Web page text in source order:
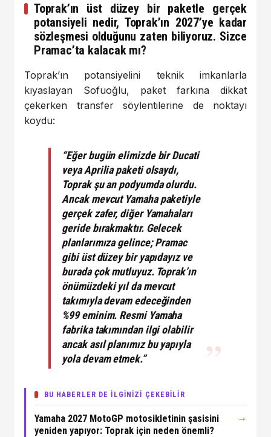
Toprak’ın üst düzey bir paketle gerçek
potansiyeli nedir, Toprak’ın 2027’ye kadar
sözleşmesi olduğunu zaten biliyoruz. Sizce
Pramac’ta kalacak mı?
Toprak’ın potansiyelini teknik imkanlarla
kıyaslayan Sofuoğlu, paket farkına dikkat
çekerken transfer söylentilerine de noktayı
koydu:
“Eğer bugün elimizde bir Ducati
veya Aprilia paketi olsaydı,
Toprak şu an podyumda olurdu.
Ancak mevcut Yamaha paketiyle
gerçek zafer, diğer Yamahaları
geride bırakmaktır. Gelecek
planlarımıza gelince; Pramac
gibi üst düzey bir yapıdayız ve
burada çok mutluyuz. Toprak’ın
önümüzdeki yıl da mevcut
takımıyla devam edeceğinden
%99 eminim. Resmi Yamaha
fabrika takımından ilgi olabilir
ancak asıl planımız bu yapıyla
yola devam etmek.”
BU HABERLER DE İLGİNİZİ ÇEKEBİLİR
Yamaha 2027 MotoGP motosikletinin şasisini
yeniden yapıyor: Toprak için neden önemli?
→